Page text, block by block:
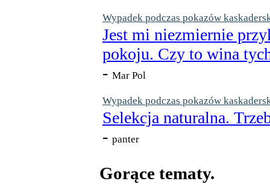
Wypadek podczas pokazów
Jest mi niezmiernie
pokoju. Czy to wina
- Mar Pol
Wypadek podczas pokazów
Selekcja naturalna.
- panter
Gorące tematy.